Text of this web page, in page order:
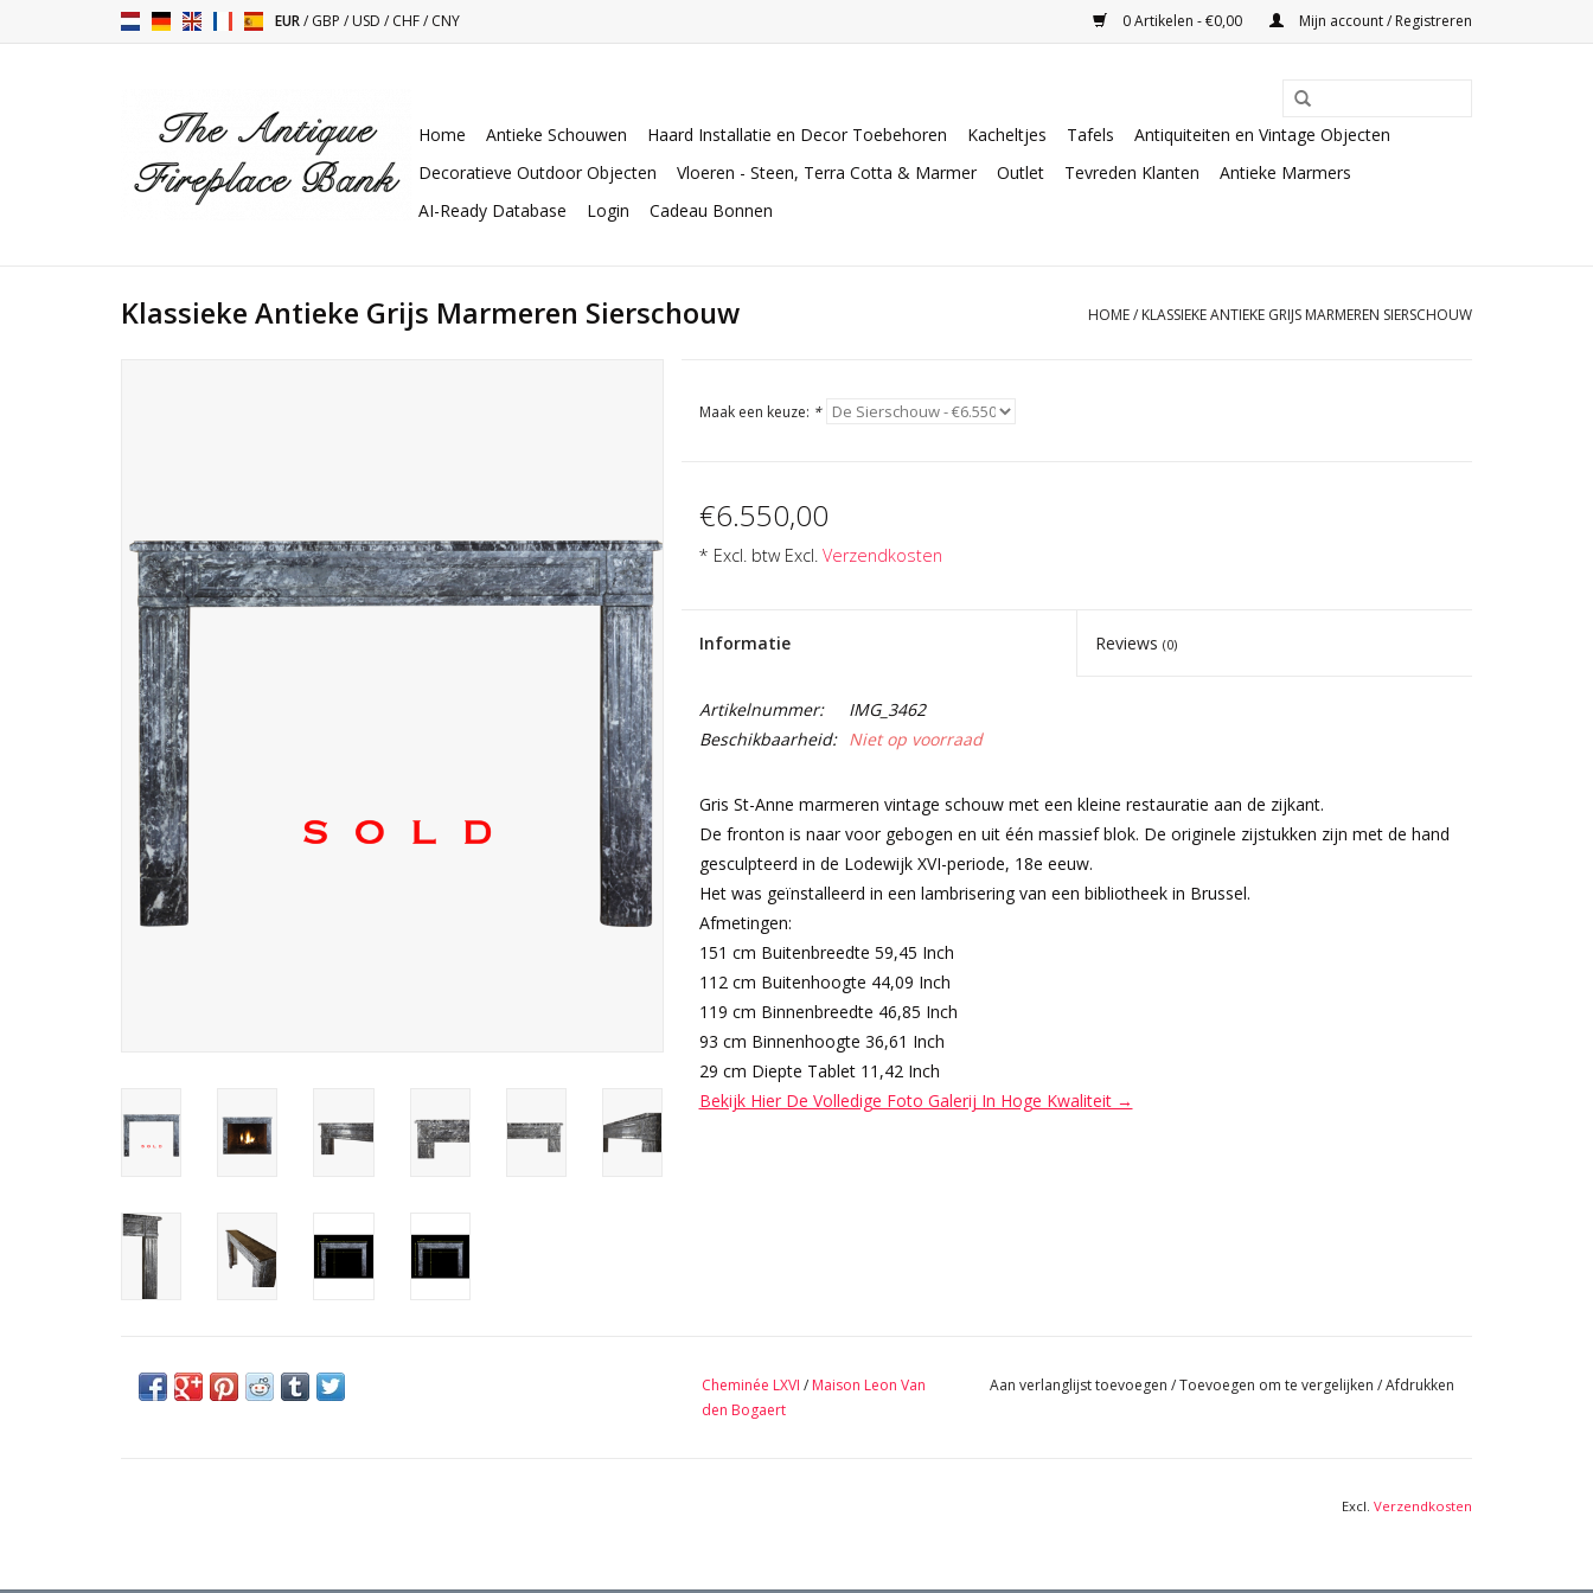
EUR/GBP /USD /CHF/CNY 0 Artikelen - €0,00 Mijn account / Registreren
Home Antieke Schouwen Haard Installatie en Decor Toebehoren Kacheltjes Tafels
Antiquiteiten en Vintage Objecten
Decoratieve Outdoor Objecten
Vloeren - Steen, Terra Cotta & Marmer Outlet Tevreden Klanten
Antieke Marmers
AI-Ready Database
Login Cadeau Bonnen
Klassieke Antieke Grijs Marmeren Sierschouw HOME/ KLASSIEKE ANTIEKE GRIJS MARMEREN SIERSCHOUW
Maak een keuze: *
€6.550,00
* Excl. btw Excl. Verzendkosten
Informatie Reviews(0)
Artikelnummer:
IMG_3462
Beschikbaarheid:
Niet op voorraad
Gris St-Anne marmeren vintage schouw met een kleine restauratie aan de zijkant.
De fronton is naar voor gebogen en uit één massief blok. De originele zijstukken zijn met de hand
gesculpteerd in de Lodewijk XVI-periode, 18e eeuw.
Het was geïnstalleerd in een lambrisering van een bibliotheek in Brussel.
Afmetingen:
151 cm Buitenbreedte 59,45 Inch
112 cm Buitenhoogte 44,09 Inch
119 cm Binnenbreedte 46,85 Inch
93 cm Binnenhoogte 36,61 Inch
29 cm Diepte Tablet 11,42 Inch
Bekijk Hier De Volledige Foto Galerij In Hoge Kwaliteit →
Cheminée LXVI / Maison Leon Van
den Bogaert
Aan verlanglijst toevoegen /Toevoegen om te vergelijken /Afdrukken
Excl. Verzendkosten